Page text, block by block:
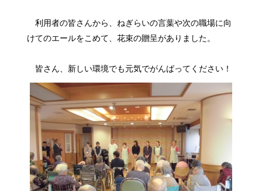
利用者の皆さんから、ねぎらいの言葉や次の職場に向
けてのエールをこめて、花束の贈呈がありました。
皆さん、新しい環境でも元気でがんばってください！